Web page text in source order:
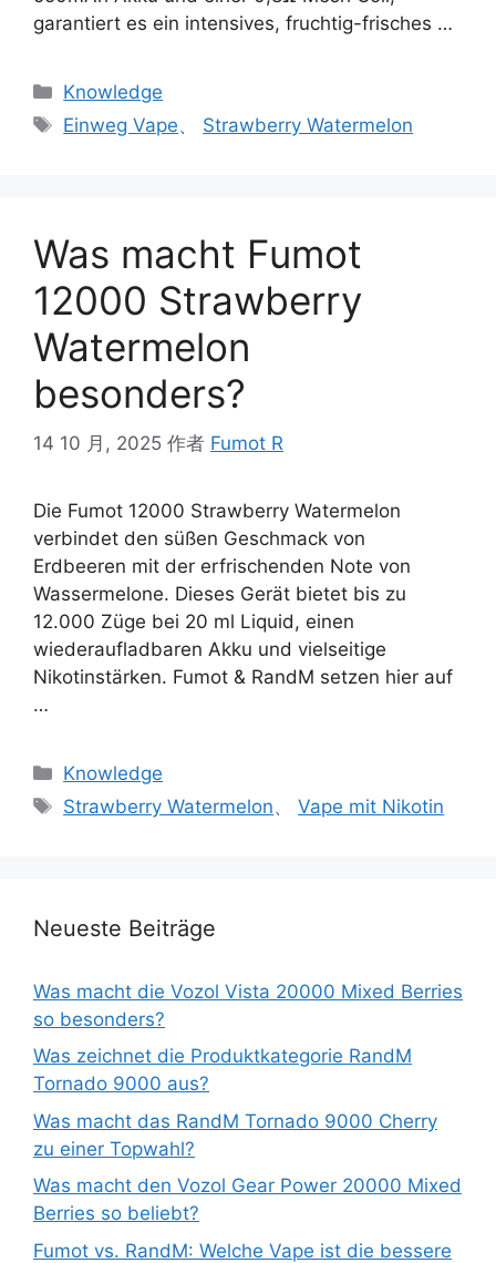
garantiert es ein intensives, fruchtig-frisches …
Knowledge
Einweg Vape、 Strawberry Watermelon
Was macht Fumot
12000 Strawberry
Watermelon
besonders?
14 10 月, 2025 作者 Fumot R
Die Fumot 12000 Strawberry Watermelon
verbindet den süßen Geschmack von
Erdbeeren mit der erfrischenden Note von
Wassermelone. Dieses Gerät bietet bis zu
12.000 Züge bei 20 ml Liquid, einen
wiederaufladbaren Akku und vielseitige
Nikotinstärken. Fumot & RandM setzen hier auf
…
Knowledge
Strawberry Watermelon、Vape mit Nikotin
Neueste Beiträge
Was macht die Vozol Vista 20000 Mixed Berries
so besonders?
Was zeichnet die Produktkategorie RandM
Tornado 9000 aus?
Was macht das RandM Tornado 9000 Cherry
zu einer Topwahl?
Was macht den Vozol Gear Power 20000 Mixed
Berries so beliebt?
Fumot vs. RandM: Welche Vape ist die bessere